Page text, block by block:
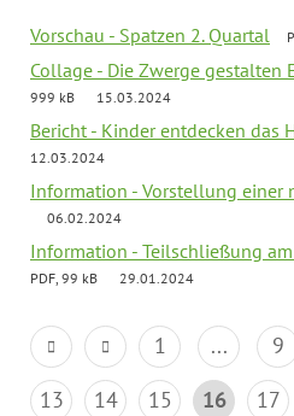
Vorschau - Spatzen 2. Quartal
Collage - Die Zwerge gestalten
999 kB
15.03.2024
Bericht - Kinder entdecken das
12.03.2024
Information - Vorstellung einer
06.02.2024
Information - Teilschließung
PDF, 99 kB 29.01.2024
1 ... 9
13
14 15 16 17